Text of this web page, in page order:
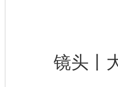
镜头丨大